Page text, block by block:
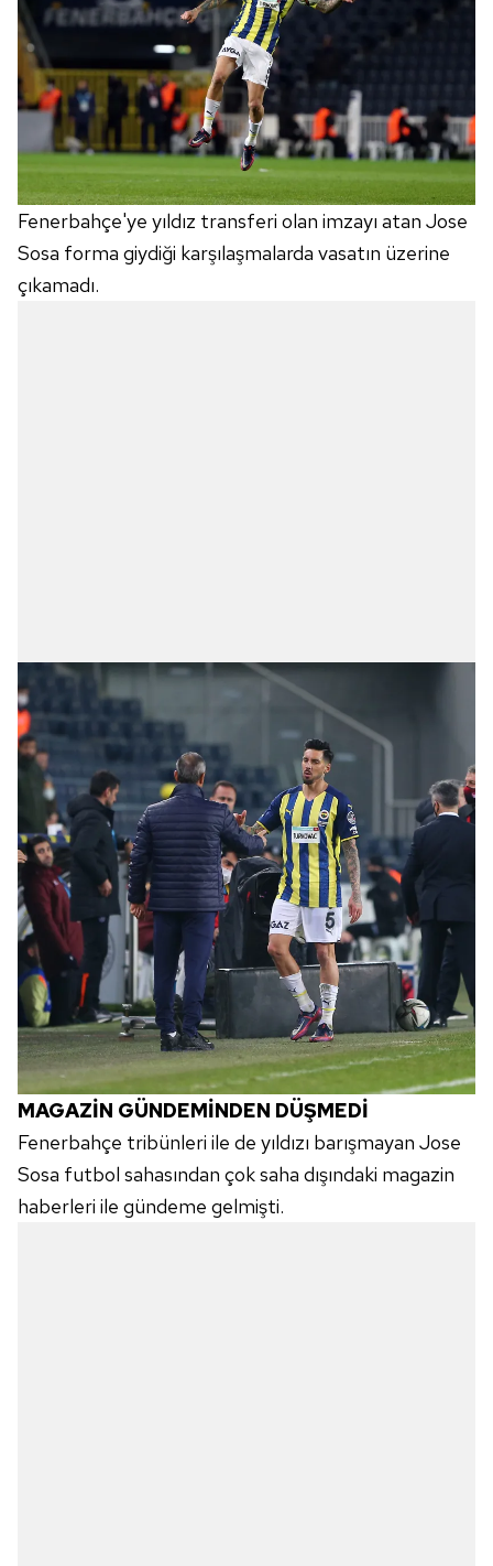
Fenerbahçe'ye yıldız transferi olan imzayı atan Jose
Sosa forma giydiği karşılaşmalarda vasatın üzerine
çıkamadı.
MAGAZİN GÜNDEMİNDEN DÜŞMEDİ
Fenerbahçe tribünleri ile de yıldızı barışmayan Jose
Sosa futbol sahasından çok saha dışındaki magazin
haberleri ile gündeme gelmişti.